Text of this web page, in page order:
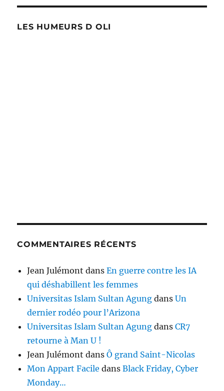
LES HUMEURS D OLI
COMMENTAIRES RÉCENTS
Jean Julémont dansEn guerre contre les IA
qui déshabillent les femmes
Universitas Islam Sultan Agung dansUn
dernier rodéo pour l’Arizona
Universitas Islam Sultan Agung dansCR7
retourne à Man U !
Jean Julémont dansÔ grand Saint-Nicolas
Mon Appart Facile dansBlack Friday, Cyber
Monday…